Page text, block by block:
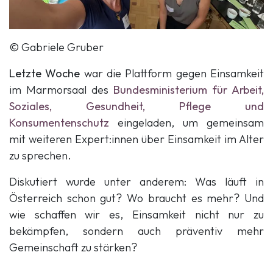
© Gabriele Gruber
Letzte Woche war die Plattform gegen Einsamkeit
im Marmorsaal des Bundesministerium für Arbeit,
Soziales, Gesundheit, Pflege und
Konsumentenschutz eingeladen, um gemeinsam
mit weiteren Expert:innen über Einsamkeit im Alter
zu sprechen.
Diskutiert wurde unter anderem: Was läuft in
Österreich schon gut? Wo braucht es mehr? Und
wie schaffen wir es, Einsamkeit nicht nur zu
bekämpfen, sondern auch präventiv mehr
Gemeinschaft zu stärken?